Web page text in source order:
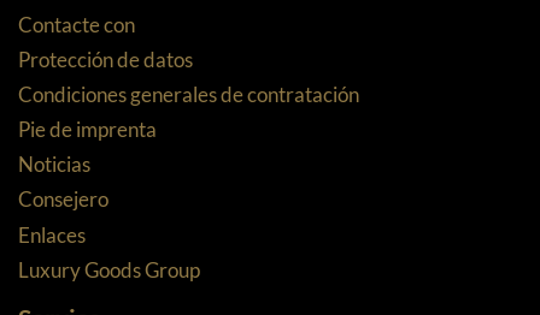
Contacte con
Protección de datos
Condiciones generales de contratación
Pie de imprenta
Noticias
Consejero
Enlaces
Luxury Goods Group